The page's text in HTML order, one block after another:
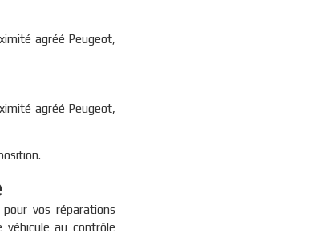
agréé Peugeot,
agréé Peugeot,
vos réparations
véhicule au contrôle